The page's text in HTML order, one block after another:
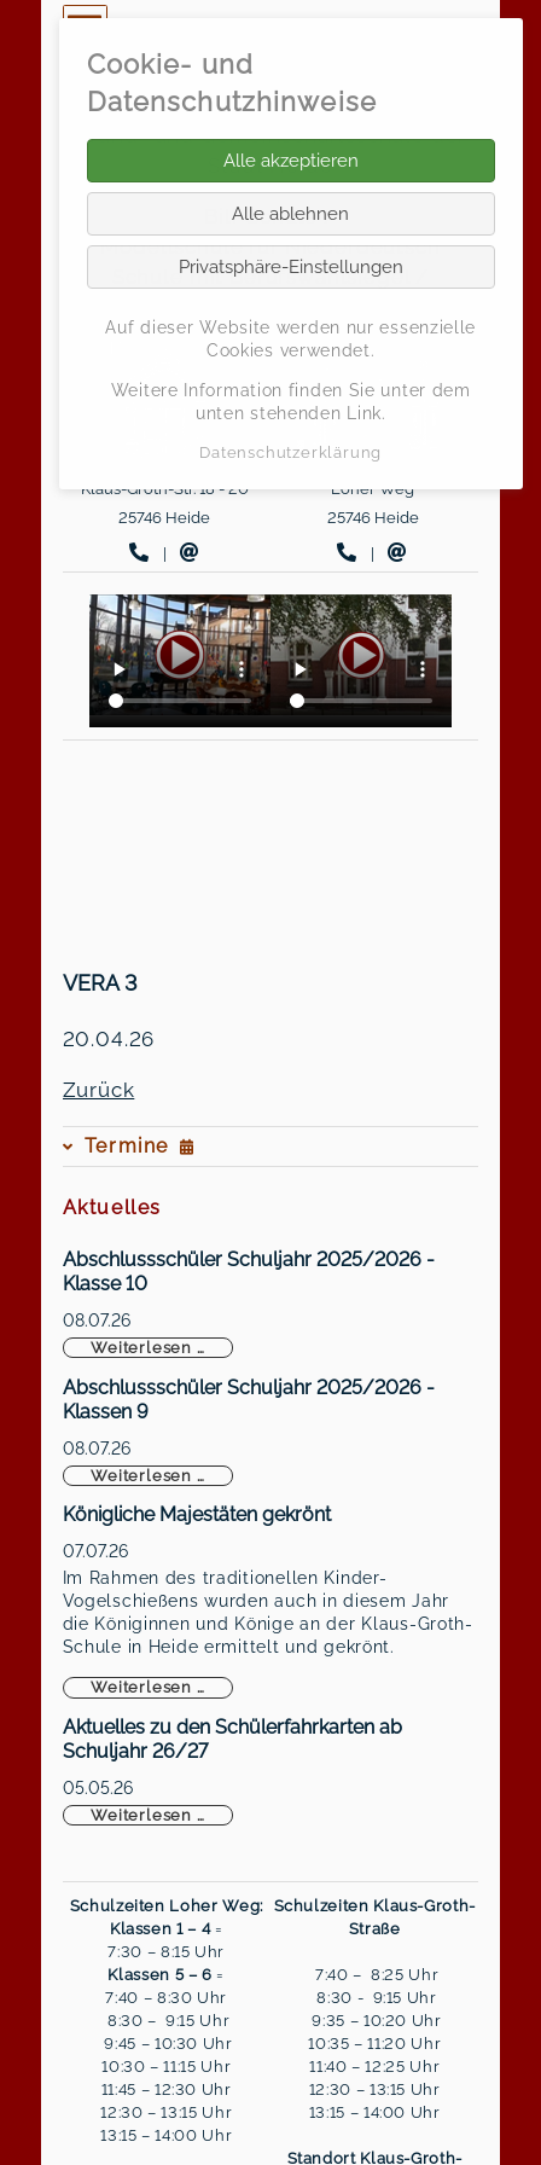
Cookie- und
Datenschutzhinweise
Alle akzeptieren
Alle ablehnen
Privatsphäre-Einstellungen
Auf dieser Website werden nur essenzielle
Cookies verwendet.
Weitere Information finden Sie unter dem
unten stehenden Link.
Datenschutzerklärung
Klaus-Groth-Schule
Grund- und Gemeinschaftsschule der
Stadt Heide
Bili-Schule /
Modellschule für Niederdeutsch
Schule mit Berufswahlsiegel /
Klaus-Groth-Str. 18 - 20
25746 Heide
Loher Weg
25746 Heide
VERA 3
20.04.26
Zurück
Termine
Aktuelles
Abschlussschüler Schuljahr 2025/2026 -
Klasse 10
08.07.26
Weiterlesen …Abschlussschüler Schuljahr 2025/2026
Abschlussschüler Schuljahr 2025/2026 -
Klassen 9
08.07.26
Weiterlesen … Abschlussschüler Schuljahr 2025/2026
Königliche Majestäten gekrönt
07.07.26
Im Rahmen des traditionellen Kinder-
Vogelschießens wurden auch in diesem Jahr
die Königinnen und Könige an der Klaus-Groth-
Schule in Heide ermittelt und gekrönt.
Weiterlesen …Königliche Majestäten gekrönt
Aktuelles zu den Schülerfahrkarten ab
Schuljahr 26/27
05.05.26
Weiterlesen … Aktuelles zu den Schülerfahrkarten ab
Schulzeiten Loher Weg:
Klassen 1 – 4 =
7:30 – 8:15 Uhr
Klassen 5 – 6 =
7:40 – 8:30 Uhr
8:30 – 9:15 Uhr
9:45 – 10:30 Uhr
10:30 – 11:15 Uhr
11:45 – 12:30 Uhr
12:30 – 13:15 Uhr
13:15 – 14:00 Uhr
Schulzeiten Klaus-Groth-
Straße
7:40 – 8:25 Uhr
8:30 - 9:15 Uhr
9:35 – 10:20 Uhr
10:35 – 11:20 Uhr
11:40 – 12:25 Uhr
12:30 – 13:15 Uhr
13:15 – 14:00 Uhr
Standort Klaus-Groth-